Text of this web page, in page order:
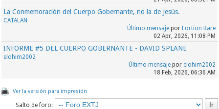
La Conmemoración del Cuerpo Gobernante, no la de Jesús.
CATALAN
Último mensajepor Fortion Bare
02 Apr, 2026, 11:08 PM
INFORME #5 DEL CUERPO GOBERNANTE - DAVID SPLANE
elohim2002
Último mensajepor elohim2002
18 Feb, 2026, 06:36 AM
Ver la versión para impresión
Salto de foro: